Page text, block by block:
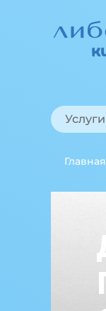
Услуги
Главная